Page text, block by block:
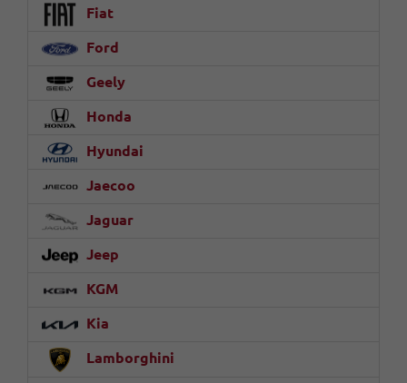
Fiat
Ford
Geely
Honda
Hyundai
Jaecoo
Jaguar
Jeep
KGM
Kia
Lamborghini